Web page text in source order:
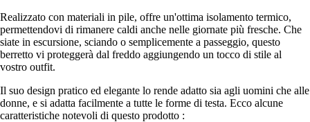
Realizzato con materiali in pile, offre un'ottima isolamento termico,
permettendovi di rimanere caldi anche nelle giornate più fresche. Che
siate in escursione, sciando o semplicemente a passeggio, questo
berretto vi proteggerà dal freddo aggiungendo un tocco di stile al
vostro outfit.
Il suo design pratico ed elegante lo rende adatto sia agli uomini che alle
donne, e si adatta facilmente a tutte le forme di testa. Ecco alcune
caratteristiche notevoli di questo prodotto :